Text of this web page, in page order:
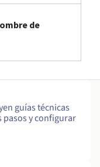
de
guías técnicas
pasos y configurar